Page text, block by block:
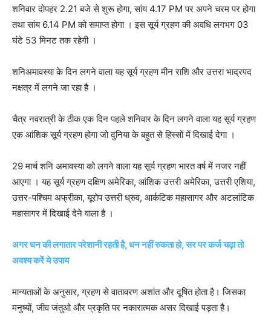
शनिवार दोपहर 2.21 बजे से शुरू होगा, सांय 4.17 PM पर अपने चरम पर होगा
तथा सांय 6.14 PM को समाप्त होगा । इस सूर्य ग्रहण की अवधि लगभग 03
घंटे 53 मिनट तक रहेगी ।
शनिअमावस्या के दिन लगने वाला यह सूर्य ग्रहण मीन राशि और उत्तरा भाद्रपद
नक्षत्र में लगने जा रहा है ।
चैत्र नवरात्री के ठीक एक दिन पहले शनिवार के दिन लगने वाला यह सूर्य ग्रहण
एक आंशिक सूर्य ग्रहण होगा जो दुनिया के बहुत से हिस्सों में दिखाई देगा ।
29 मार्च शनि अमावस्या को लगने वाला यह सूर्य ग्रहण भारत वर्ष में नजर नहीं
आएगा । यह सूर्य ग्रहण दक्षिण अमेरिका, आंशिक उत्तरी अमेरिका, उत्तरी एशिया,
उत्तर-पश्चिम अफ्रीका, यूरोप उत्तरी ध्रुव, आर्कटिक महासागर और अटलांटिक
महासागर में दिखाई देने वाला है ।
अगर धन की लगातार परेशानी रहती है, धन नहीं रुकता हो, सर पर कर्ज चढ़ा तो
अवश्य करें ये उपाय
मान्यताओं के अनुसार, ग्रहण से वातावरण अशांत और दूषित होता है। जिसका
मनुष्यों, जीव जंतुओ और प्रकृति पर नकारात्मक असर दिखाई पड़ता है।